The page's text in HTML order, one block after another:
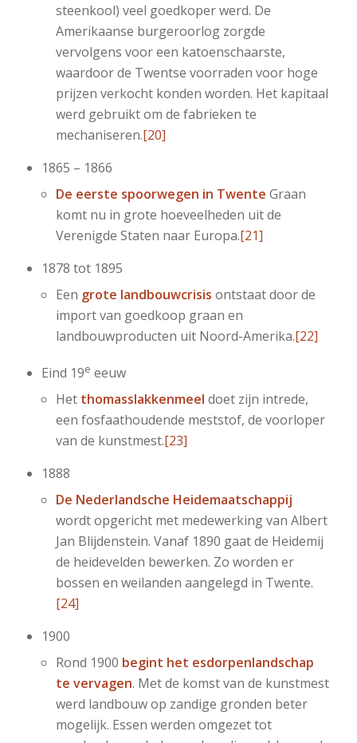
steenkool) veel goedkoper werd. De
Amerikaanse burgeroorlog zorgde
vervolgens voor een katoenschaarste,
waardoor de Twentse voorraden voor hoge
prijzen verkocht konden worden. Het kapitaal
werd gebruikt om de fabrieken te
mechaniseren.[20]
1865 – 1866
De eerste spoorwegen in Twente Graan
komt nu in grote hoeveelheden uit de
Verenigde Staten naar Europa.[21]
1878 tot 1895
Een grote landbouwcrisis ontstaat door de
import van goedkoop graan en
landbouwproducten uit Noord-Amerika.[22]
Eind 19e eeuw
Het thomasslakkenmeel doet zijn intrede,
een fosfaathoudende meststof, de voorloper
van de kunstmest.[23]
1888
De Nederlandsche Heidemaatschappij
wordt opgericht met medewerking van Albert
Jan Blijdenstein. Vanaf 1890 gaat de Heidemij
de heidevelden bewerken. Zo worden er
bossen en weilanden aangelegd in Twente.
[24]
1900
Rond 1900 begint het esdorpenlandschap
te vervagen. Met de komst van de kunstmest
werd landbouw op zandige gronden beter
mogelijk. Essen werden omgezet tot